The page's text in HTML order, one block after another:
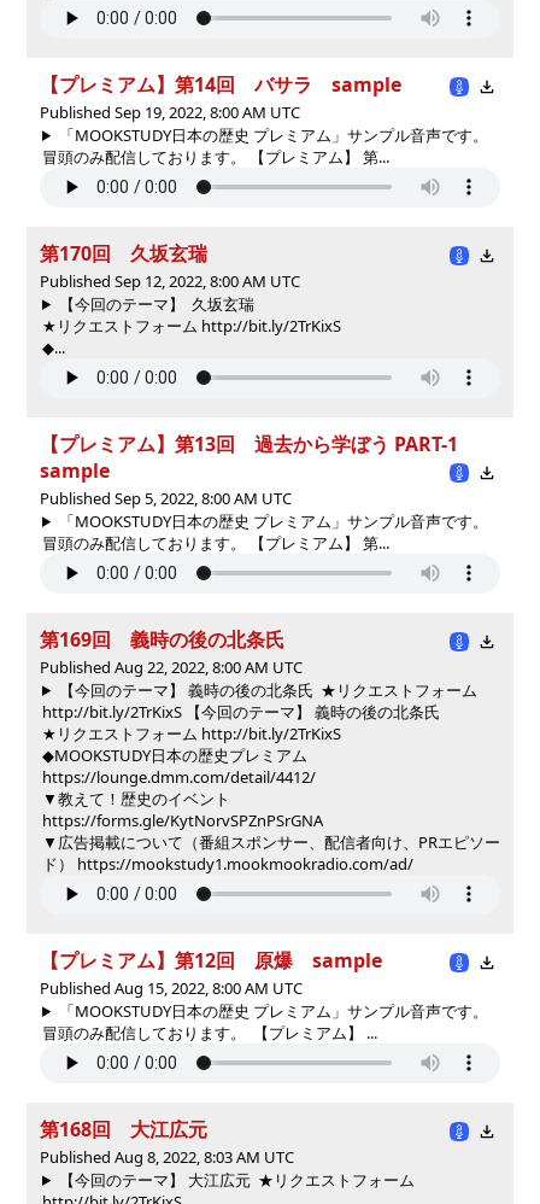
【プレミアム】第14回 バサラ sample
Published Sep 19, 2022, 8:00 AM UTC
「MOOKSTUDY日本の歴史 プレミアム」サンプル音声です。
冒頭のみ配信しております。 【プレミアム】 第...
第170回 久坂玄瑞
Published Sep 12, 2022, 8:00 AM UTC
【今回のテーマ】 久坂玄瑞
★リクエストフォーム http://bit.ly/2TrKixS
◆...
【プレミアム】第13回 過去から学ぼう PART-1
sample
Published Sep 5, 2022, 8:00 AM UTC
「MOOKSTUDY日本の歴史 プレミアム」サンプル音声です。
冒頭のみ配信しております。 【プレミアム】 第...
第169回 義時の後の北条氏
Published Aug 22, 2022, 8:00 AM UTC
【今回のテーマ】 義時の後の北条氏 ★リクエストフォーム
http://bit.ly/2TrKixS
【今回のテーマ】 義時の後の北条氏
★リクエストフォーム http://bit.ly/2TrKixS
◆MOOKSTUDY日本の歴史プレミアム
https://lounge.dmm.com/detail/4412/
▼教えて！歴史のイベント
https://forms.gle/KytNorvSPZnPSrGNA
▼広告掲載について（番組スポンサー、配信者向け、PRエピソー
ド） https://mookstudy1.mookmookradio.com/ad/
【プレミアム】第12回 原爆 sample
Published Aug 15, 2022, 8:00 AM UTC
「MOOKSTUDY日本の歴史 プレミアム」サンプル音声です。
冒頭のみ配信しております。 【プレミアム】 ...
第168回 大江広元
Published Aug 8, 2022, 8:03 AM UTC
【今回のテーマ】 大江広元 ★リクエストフォーム